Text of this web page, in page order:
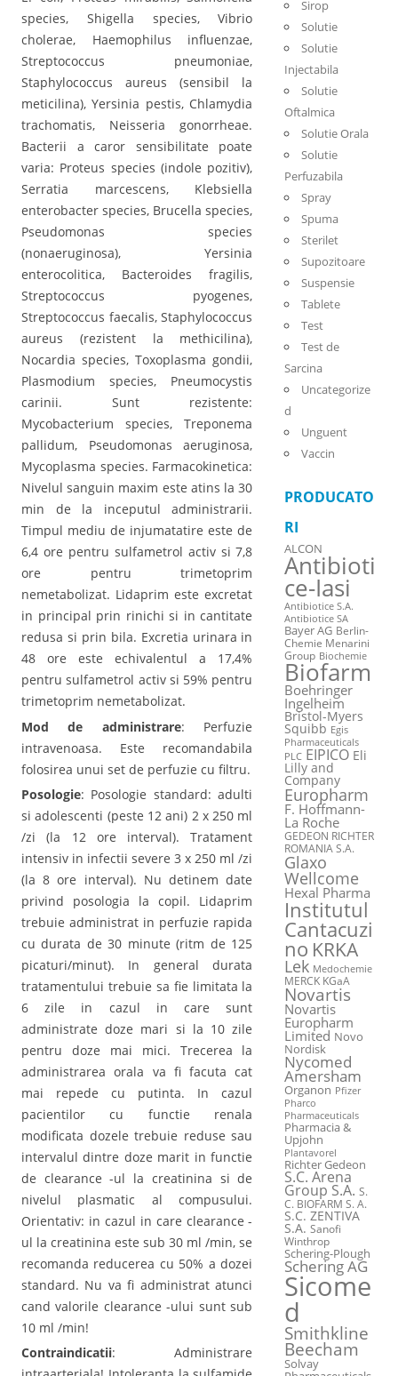
species, Shigella species, Vibrio
cholerae, Haemophilus influenzae,
Streptococcus pneumoniae,
Staphylococcus aureus (sensibil la
meticilina), Yersinia pestis, Chlamydia
trachomatis, Neisseria gonorrheae.
Bacterii a caror sensibilitate poate
varia: Proteus species (indole pozitiv),
Serratia marcescens, Klebsiella
enterobacter species, Brucella species,
Pseudomonas species
(nonaeruginosa), Yersinia
enterocolitica, Bacteroides fragilis,
Streptococcus pyogenes,
Streptococcus faecalis, Staphylococcus
aureus (rezistent la methicilina),
Nocardia species, Toxoplasma gondii,
Plasmodium species, Pneumocystis
carinii. Sunt rezistente:
Mycobacterium species, Treponema
pallidum, Pseudomonas aeruginosa,
Mycoplasma species. Farmacokinetica:
Nivelul sanguin maxim este atins la 30
min de la inceputul administrarii.
Timpul mediu de injumatatire este de
6,4 ore pentru sulfametrol activ si 7,8
ore pentru trimetoprim
nemetabolizat. Lidaprim este excretat
in principal prin rinichi si in cantitate
redusa si prin bila. Excretia urinara in
48 ore este echivalentul a 17,4%
pentru sulfametrol activ si 59% pentru
trimetoprim nemetabolizat.
Mod de administrare: Perfuzie
intravenoasa. Este recomandabila
folosirea unui set de perfuzie cu filtru.
Posologie: Posologie standard: adulti
si adolescenti (peste 12 ani) 2 x 250 ml
/zi (la 12 ore interval). Tratament
intensiv in infectii severe 3 x 250 ml /zi
(la 8 ore interval). Nu detinem date
privind posologia la copil. Lidaprim
trebuie administrat in perfuzie rapida
cu durata de 30 minute (ritm de 125
picaturi/minut). In general durata
tratamentului trebuie sa fie limitata la
6 zile in cazul in care sunt
administrate doze mari si la 10 zile
pentru doze mai mici. Trecerea la
administrarea orala va fi facuta cat
mai repede cu putinta. In cazul
pacientilor cu functie renala
modificata dozele trebuie reduse sau
intervalul dintre doze marit in functie
de clearance -ul la creatinina si de
nivelul plasmatic al compusului.
Orientativ: in cazul in care clearance -
ul la creatinina este sub 30 ml /min, se
recomanda reducerea cu 50% a dozei
standard. Nu va fi administrat atunci
cand valorile clearance -ului sunt sub
10 ml /min!
Contraindicatii: Administrare
Sirop
Solutie
Solutie
Injectabila
Solutie
Oftalmica
Solutie Orala
Solutie
Perfuzabila
Spray
Spuma
Sterilet
Supozitoare
Suspensie
Tablete
Test
Test de
Sarcina
Uncategorize
d
Unguent
Vaccin
PRODUCATO
RI
ALCON
Antibioti
ce-Iasi
Antibiotice S.A.
Antibiotice SA
Bayer AG Berlin-
Chemie Menarini
Group Biochemie
Biofarm
Boehringer
Ingelheim
Bristol-Myers
Squibb Egis
Pharmaceuticals
PLC EIPICO Eli
Lilly and
Company
Europharm
F. Hoffmann-
La Roche
GEDEON RICHTER
ROMANIA S.A.
Glaxo
Wellcome
Hexal Pharma
Institutul
Cantacuzi
no KRKA
Lek Medochemie
MERCK KGaA
Novartis
Novartis
Europharm
Limited Novo
Nordisk
Nycomed
Amersham
Organon Pfizer
Pharco
Pharmaceuticals
Pharmacia &
Upjohn
Plantavorel
Richter Gedeon
S.C. Arena
Group S.A. S.
C. BIOFARM S. A.
S.C. ZENTIVA
S.A. Sanofi
Winthrop
Schering-Plough
Schering AG
Sicome
d
Smithkline
Beecham
Solvay